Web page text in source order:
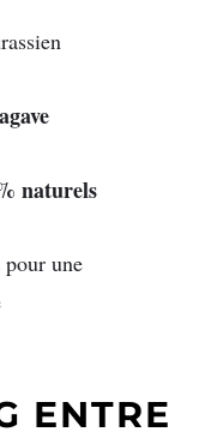
naturels
pour une
ENTRE